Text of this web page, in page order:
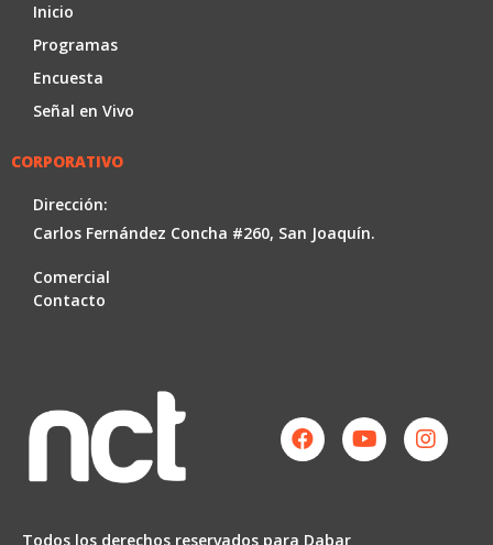
Inicio
Programas
Encuesta
Señal en Vivo
CORPORATIVO
Dirección:
Carlos Fernández Concha #260, San Joaquín.
Comercial
Contacto
Todos los derechos reservados para Dabar